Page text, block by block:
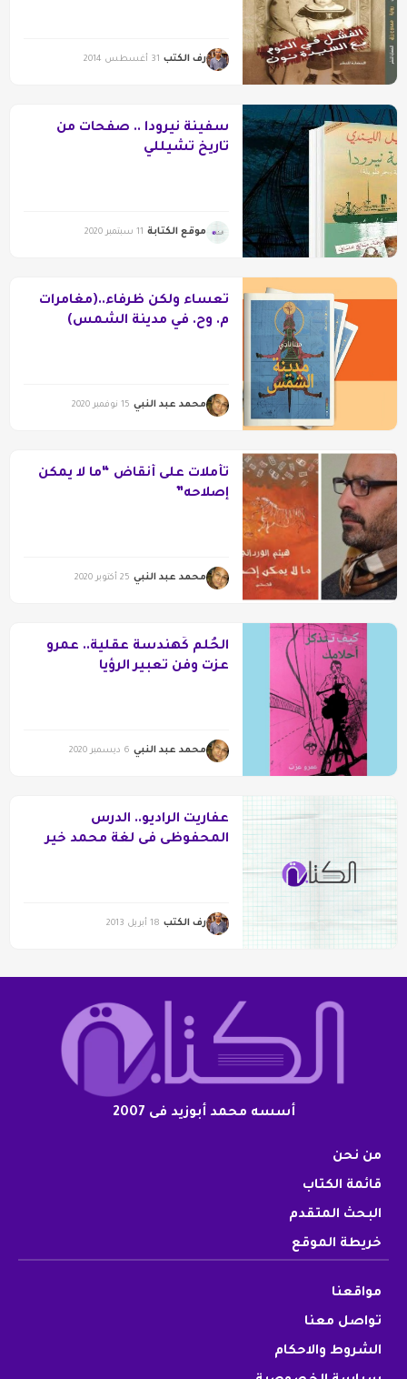
رف الكتب 31 أغسطس 2014
سفينة نيرودا .. صفحات من
تاريخ تشيللي
موقع الكتابة 11 سبتمبر 2020
تُعساء ولكن ظُرفاء..(مغامرات
م. وح. في مدينة الشمس)
محمد عبد النبي 15 نوفمبر 2020
تأملات على أنقاض “ما لا يمكن
إصلاحه”
محمد عبد النبي 25 أكتوبر 2020
الحُلم كَهندسة عقلية.. عمرو
عزت وفن تعبير الرؤيا
محمد عبد النبي 6 ديسمبر 2020
عفاريت الراديو.. الدرس
المحفوظى فى لغة محمد خير
رف الكتب 18 أبريل 2013
أسسه محمد أبوزيد فى 2007
من نحن
قائمة الكتاب
البحث المتقدم
خريطة الموقع
مواقعنا
تواصل معنا
الشروط والاحكام